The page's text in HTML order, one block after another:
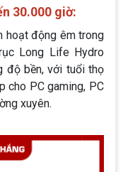
30.000 giờ:
hoạt động êm trong
Long Life Hydro
độ bền, với tuổi thọ
cho PC gaming, PC
xuyên.